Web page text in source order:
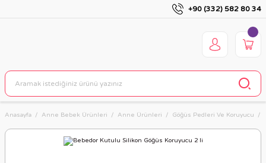
+90 (332) 582 80 34
Anasayfa Anne Bebek Ürünleri Anne Ürünleri Göğüs Pedleri Ve Koruyucu